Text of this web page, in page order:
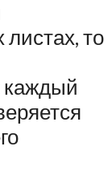
то
каждый